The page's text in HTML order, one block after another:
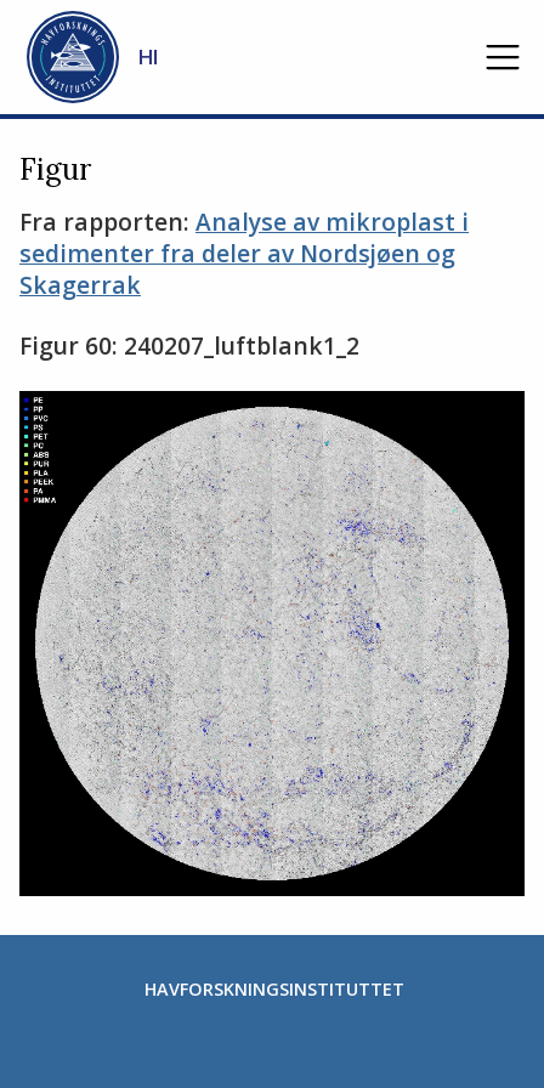
Gå til hovedinnhold
HI
Figur
Fra rapporten: Analyse av mikroplast i
sedimenter fra deler av Nordsjøen og
Skagerrak
Figur 60: 240207_luftblank1_2
HAVFORSKNINGSINSTITUTTET